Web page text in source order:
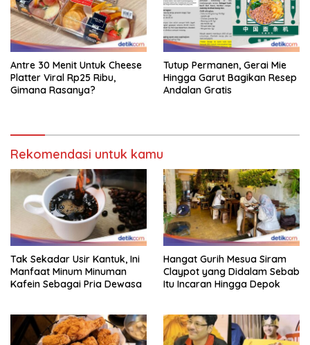
Antre 30 Menit Untuk Cheese
Platter Viral Rp25 Ribu,
Gimana Rasanya?
Tutup Permanen, Gerai Mie
Hingga Garut Bagikan Resep
Andalan Gratis
Rekomendasi untuk kamu
Tak Sekadar Usir Kantuk, Ini
Manfaat Minum Minuman
Kafein Sebagai Pria Dewasa
Hangat Gurih Mesua Siram
Claypot yang Didalam Sebab
Itu Incaran Hingga Depok